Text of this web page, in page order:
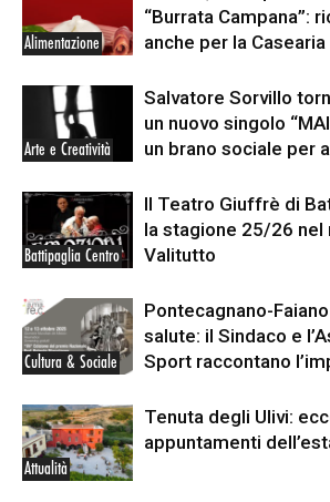
Alimentazione
“Burrata Campana”:
anche per la
Arte e Creatività
Salvatore Sorvillo
un nuovo singolo
un brano sociale per
Battipaglia Centro
Il Teatro Giuffrè di
la stagione 25/26 nel
Valitutto
Cultura & Sociale
Pontecagnano-
salute: il Sindaco e
Sport raccontano
Attualità
Tenuta degli Ulivi:
appuntamenti